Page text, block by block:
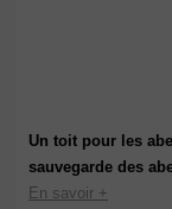
Un toit pour les
sauvegarde des
En savoir +